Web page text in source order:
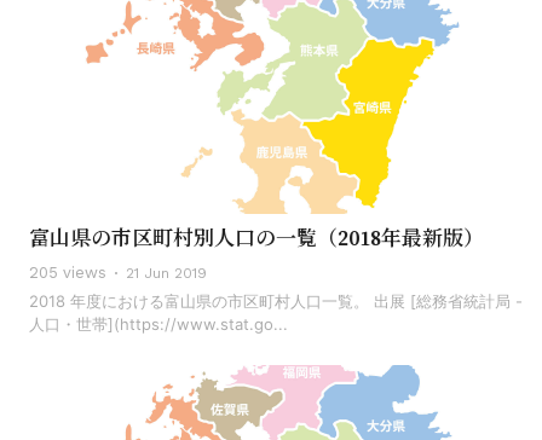
富山県の市区町村別人口の一覧（2018年最新版）
205 views 21 Jun 2019
2018 年度における富山県の市区町村人口一覧。 出展 [総務省統計局 -
人口・世帯](https://www.stat.go...